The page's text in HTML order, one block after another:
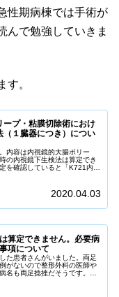
性期病棟では手術が
んで勉強していきま
す。
ープ・粘膜切除術におけ
１臓器につき）につい
内容は内視鏡的大腸ポリー
の内視鏡下生検法は算定でき
を確認していると「K721内視
2020.04.03
算定できません。必要病
項について
た患者さんがいました。両足
がないので整形外科の医師や
名も両足捻挫だそうです。ど